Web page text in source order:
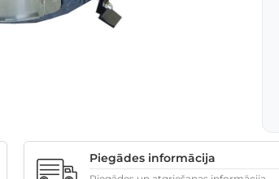
Piegādes informācija